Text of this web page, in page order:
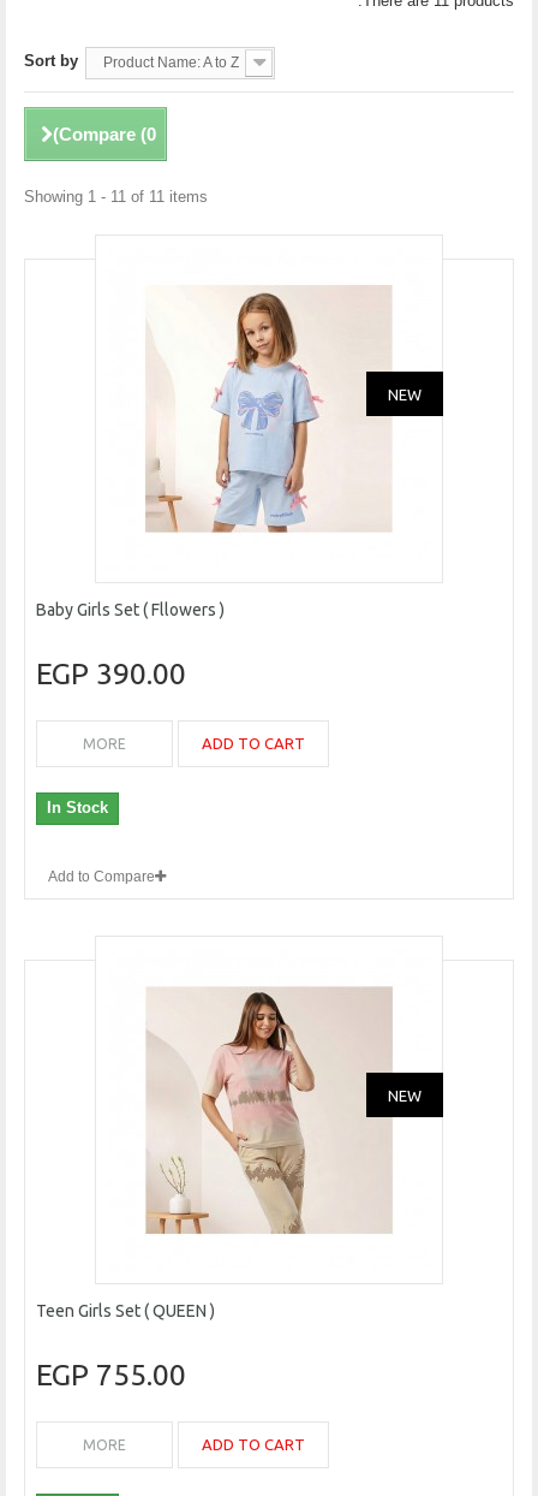
Sort by Product Name: A to Z
Compare (0
)
Showing 1 - 11 of 11 items
NEW
Baby Girls Set ( Fllowers )
390.00 EGP
ADD TO CART
MORE
In Stock
Add to Compare
NEW
Teen Girls Set ( QUEEN )
755.00 EGP
ADD TO CART
MORE